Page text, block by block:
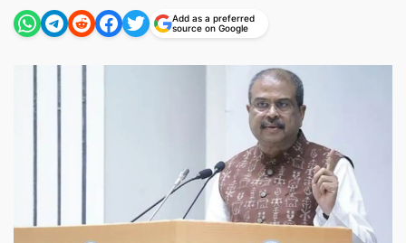
Add as a preferred
source on Google